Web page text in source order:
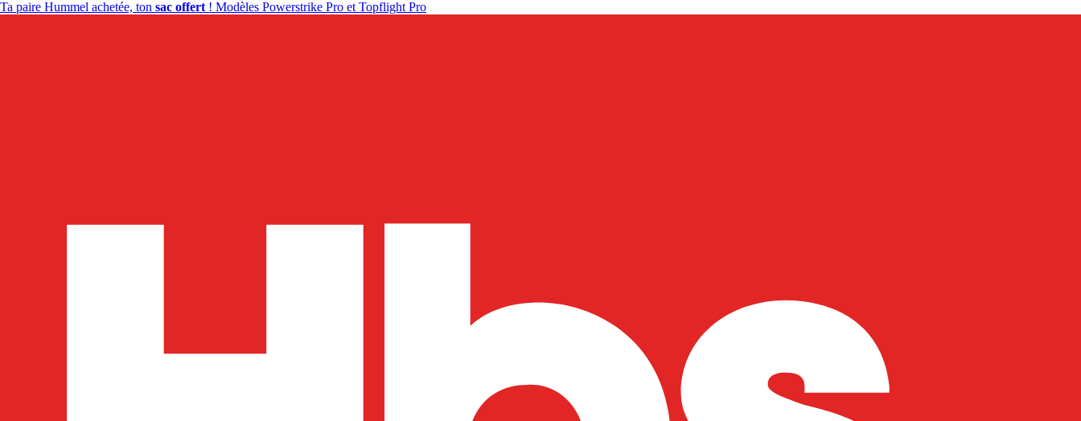
Ta paire Hummel achetée, ton sac offert ! Modèles Powerstrike Pro et Topflight Pro